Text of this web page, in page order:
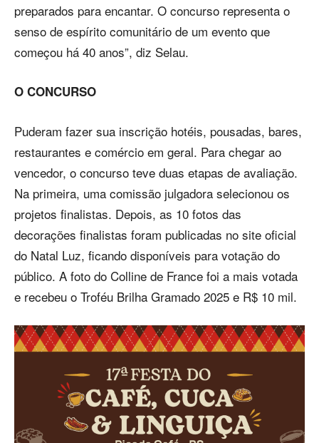
preparados para encantar. O concurso representa o
senso de espírito comunitário de um evento que
começou há 40 anos”, diz Selau.
O CONCURSO
Puderam fazer sua inscrição hotéis, pousadas, bares,
restaurantes e comércio em geral. Para chegar ao
vencedor, o concurso teve duas etapas de avaliação.
Na primeira, uma comissão julgadora selecionou os
projetos finalistas. Depois, as 10 fotos das
decorações finalistas foram publicadas no site oficial
do Natal Luz, ficando disponíveis para votação do
público. A foto do Colline de France foi a mais votada
e recebeu o Troféu Brilha Gramado 2025 e R$ 10 mil.